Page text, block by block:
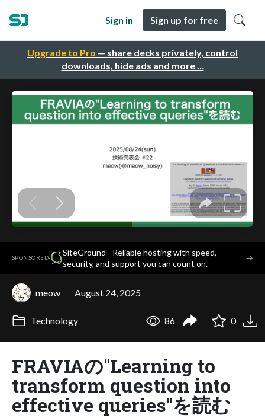
Upgrade to Pro — share decks privately, control
downloads, hide ads and more …
Sign in Sign up for free
SPONSORED·
SiteGround - Reliable hosting with speed,
security, and support you can count on.
→
meow August 24, 2025
Technology 86 0
FRAVIAの"Learning to
transform question into
effective queries"を読む